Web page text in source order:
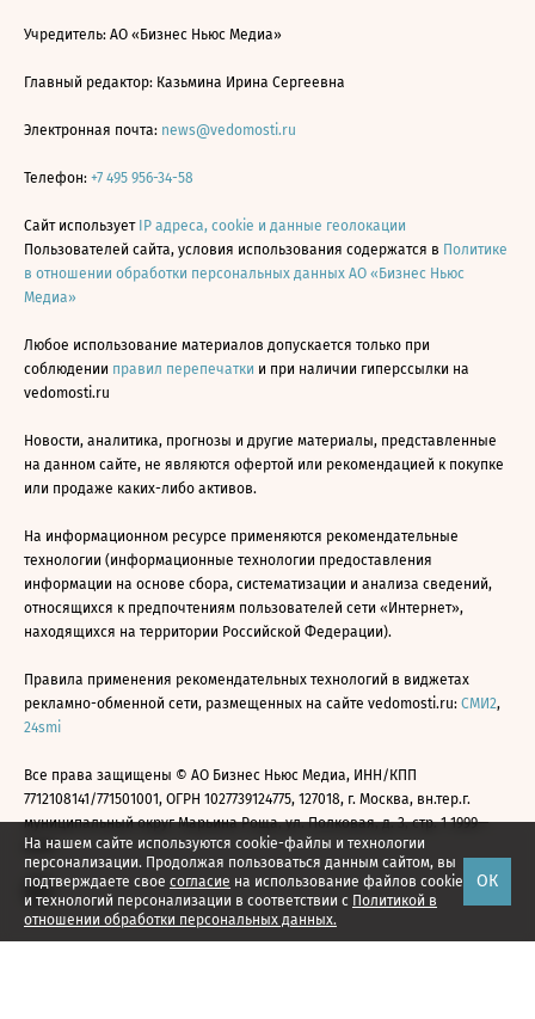
На нашем сайте используются cookie-файлы и технологии
персонализации. Продолжая пользоваться данным сайтом, вы
подтверждаете свое согласие на использование файлов cookie
и технологий персонализации в соответствии с Политикой в
отношении обработки персональных данных.
ОК
Учредитель: АО «Бизнес Ньюс Медиа»
Главный редактор: Казьмина Ирина Сергеевна
Электронная почта: news@vedomosti.ru
Телефон: +7 495 956-34-58
Сайт использует IP адреса, cookie и данные геолокации
Пользователей сайта, условия использования содержатся в Политике
в отношении обработки персональных данных АО «Бизнес Ньюс
Медиа»
Любое использование материалов допускается только при
соблюдении правил перепечатки и при наличии гиперссылки на
vedomosti.ru
Новости, аналитика, прогнозы и другие материалы, представленные
на данном сайте, не являются офертой или рекомендацией к покупке
или продаже каких-либо активов.
На информационном ресурсе применяются рекомендательные
технологии (информационные технологии предоставления
информации на основе сбора, систематизации и анализа сведений,
относящихся к предпочтениям пользователей сети «Интернет»,
находящихся на территории Российской Федерации).
Правила применения рекомендательных технологий в виджетах
рекламно-обменной сети, размещенных на сайте vedomosti.ru: СМИ2,
24smi
Все права защищены © АО Бизнес Ньюс Медиа, ИНН/КПП
7712108141/771501001, ОГРН 1027739124775, 127018, г. Москва, вн.тер.г.
муниципальный округ Марьина Роща, ул. Полковая, д. 3, стр. 1 1999—
2026